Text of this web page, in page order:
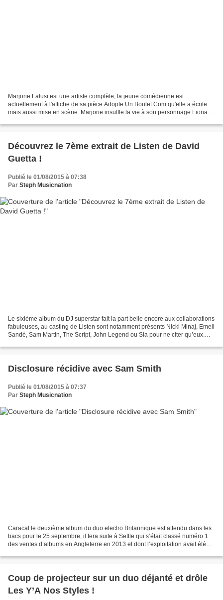
Marjorie Falusi est une artiste complète, la jeune comédienne est
actuellement à l'affiche de sa pièce Adopte Un Boulet.Com qu'elle a écrite
mais aussi mise en scène. Marjorie insuffle la vie à son personnage Fiona et
Découvrez le 7ème extrait de Listen de David
Guetta !
Publié le 01/08/2015 à 07:38
Par Steph Musicnation
Le sixième album du DJ superstar fait la part belle encore aux collaborations
fabuleuses, au casting de Listen sont notamment présents Nicki Minaj, Emeli
Sandé, Sam Martin, The Script, John Legend ou Sia pour ne citer qu’eux.
Disclosure récidive avec Sam Smith
Publié le 01/08/2015 à 07:37
Par Steph Musicnation
Caracal le deuxième album du duo electro Britannique est attendu dans les
bacs pour le 25 septembre, il fera suite à Settle qui s’était classé numéro 1
des ventes d’albums en Angleterre en 2013 et dont l’exploitation avait été
Coup de projecteur sur un duo déjanté et drôle
Les Y’A Nos Styles !